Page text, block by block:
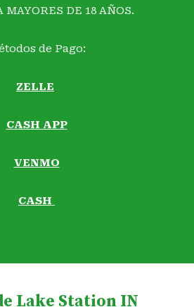
MAYORES DE 18 AÑOS.
de Pago:
ZELLE
CASH APP
VENMO
CASH
Lake Station IN